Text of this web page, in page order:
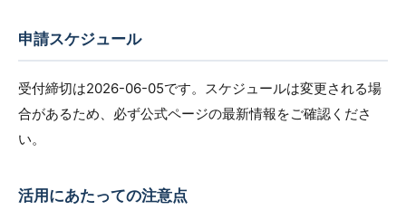
申請スケジュール
受付締切は2026-06-05です。スケジュールは変更される場
合があるため、必ず公式ページの最新情報をご確認くださ
い。
活用にあたっての注意点